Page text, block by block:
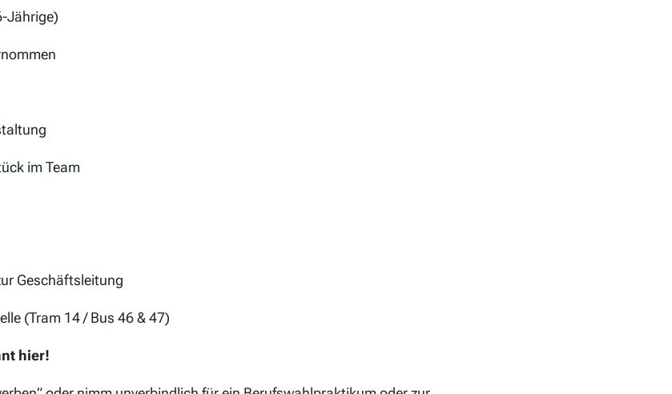
Jährige)
im Team
Geschäftsleitung
(Tram 14 / Bus 46 & 47)
hier!